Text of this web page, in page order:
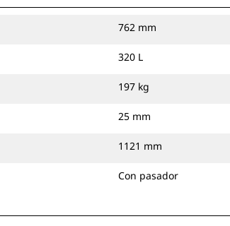
762 mm
320 L
197 kg
25 mm
1121 mm
Con pasador